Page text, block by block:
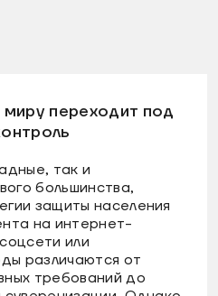
переходит под
так и
большинства,
защиты населения
на интернет-
или
различаются от
требований до